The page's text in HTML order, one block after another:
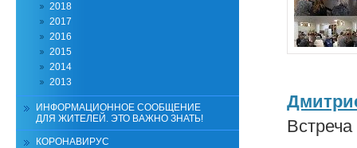
2018
2017
2016
2015
2014
2013
ИНФОРМАЦИОННОЕ СООБЩЕНИЕ
ДЛЯ ЖИТЕЛЕЙ. ЭТО ВАЖНО ЗНАТЬ!
КОРОНАВИРУС